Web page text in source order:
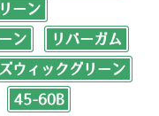
ーン
ン リバーガム
ウィックグリーン
45-60B